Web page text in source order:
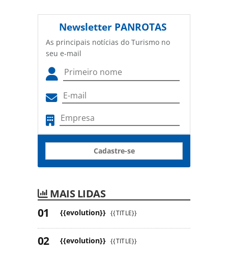
Newsletter PANROTAS
As principais notícias do Turismo no
seu e-mail
Cadastre-se
MAIS LIDAS
{{evolution}} {{TITLE}}
{{evolution}} {{TITLE}}